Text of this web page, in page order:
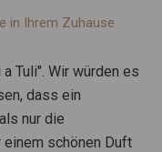
Tuli". Wir würden es
dass ein
nur die
schönen Duft